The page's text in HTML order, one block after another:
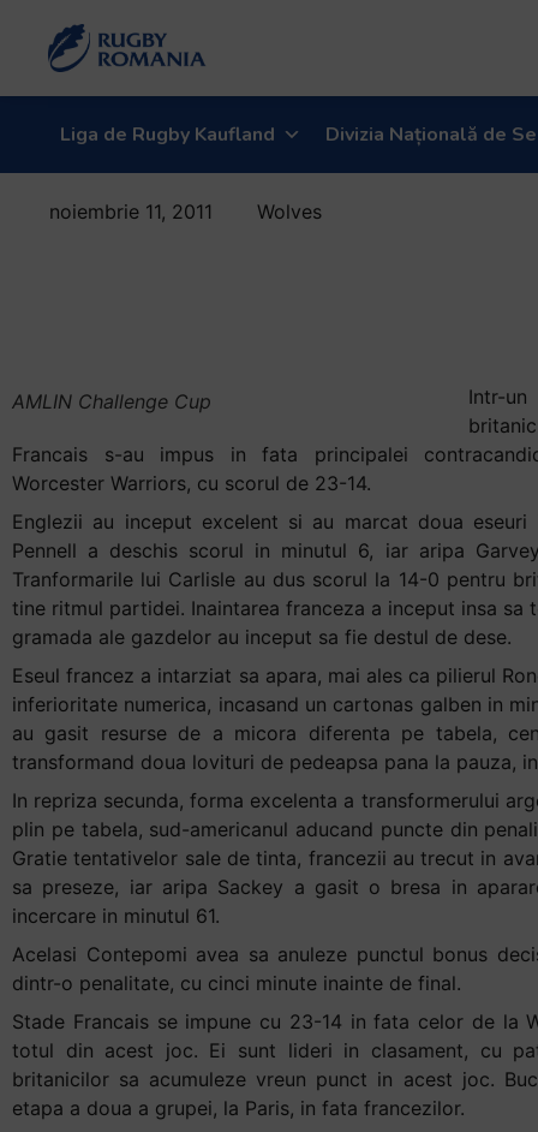
in
reader.
One
screen
reader,
"Ctrl
This
shortcut
activates
the
screen
reader
to
help
you
navigate
and
with
the
content.
Liga de Rugby Kaufland Divizia Națională de
noiembrie 11, 2011 Wolves
AMLIN Challenge Cup
Intr-
Francais s-au impus in fata principalei
Worcester Warriors, cu scorul de 23-14.
Englezii au inceput excelent si au marcat doua eseuri
Pennell a deschis scorul in minutul 6, iar aripa
Tranformarile lui Carlisle au dus scorul la 14-0 pentru
tine ritmul partidei. Inaintarea franceza a inceput insa sa
gramada ale gazdelor au inceput sa fie destul de dese.
Eseul francez a intarziat sa apara, mai ales ca pilierul
inferioritate numerica, incasand un cartonas galben in
au gasit resurse de a micora diferenta pe tabela,
transformand doua lovituri de pedeapsa pana la pauza,
In repriza secunda, forma excelenta a transformerului
plin pe tabela, sud-americanul aducand puncte din
Gratie tentativelor sale de tinta, francezii au trecut in
sa preseze, iar aripa Sackey a gasit o bresa in
incercare in minutul 61.
Acelasi Contepomi avea sa anuleze punctul bonus
dintr-o penalitate, cu cinci minute inainte de final.
Stade Francais se impune cu 23-14 in fata celor de la
totul din acest joc. Ei sunt lideri in clasament, cu
britanicilor sa acumuleze vreun punct in acest joc.
etapa a doua a grupei, la Paris, in fata francezilor.